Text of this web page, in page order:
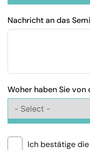
Nachricht an das
Woher haben Sie
Ich bestätige die